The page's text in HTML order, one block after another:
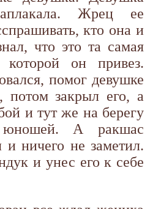
Жрец ее
кто она и
что это та самая
он привез.
помог девушке
потом закрыл его, а
и тут же на берегу
А ракшас
и ничего не заметил.
и унес его к себе